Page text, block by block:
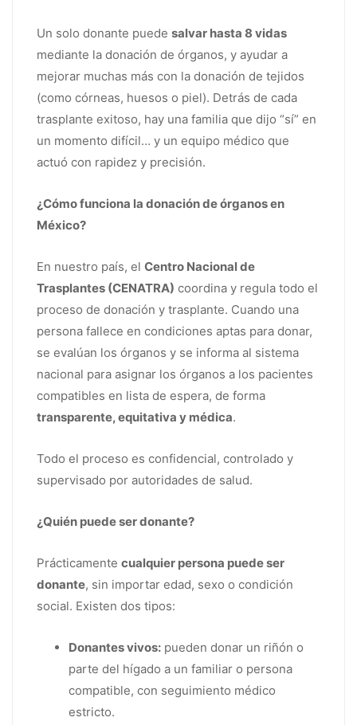
Un solo donante puede salvar hasta 8 vidas
mediante la donación de órganos, y ayudar a
mejorar muchas más con la donación de tejidos
(como córneas, huesos o piel). Detrás de cada
trasplante exitoso, hay una familia que dijo “sí” en
un momento difícil… y un equipo médico que
actuó con rapidez y precisión.
¿Cómo funciona la donación de órganos en
México?
En nuestro país, el Centro Nacional de
Trasplantes (CENATRA) coordina y regula todo el
proceso de donación y trasplante. Cuando una
persona fallece en condiciones aptas para donar,
se evalúan los órganos y se informa al sistema
nacional para asignar los órganos a los pacientes
compatibles en lista de espera, de forma
transparente, equitativa y médica.
Todo el proceso es confidencial, controlado y
supervisado por autoridades de salud.
¿Quién puede ser donante?
Prácticamente cualquier persona puede ser
donante, sin importar edad, sexo o condición
social. Existen dos tipos:
Donantes vivos: pueden donar un riñón o
parte del hígado a un familiar o persona
compatible, con seguimiento médico
estricto.